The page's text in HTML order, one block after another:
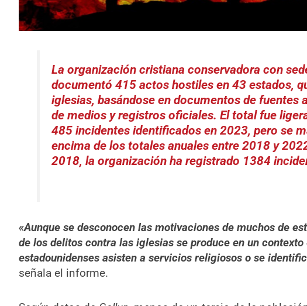
La organización cristiana conservadora con
documentó 415 actos hostiles en 43 estados,
iglesias, basándose en documentos de fuentes
de medios y registros oficiales. El total fue
485 incidentes identificados en 2023, pero se
encima de los totales anuales entre 2018 y
2018, la organización ha registrado 1384
«Aunque se desconocen las motivaciones de muchos de
de los delitos contra las iglesias se produce en un contexto
estadounidenses asisten a servicios religiosos o se
señala el informe.